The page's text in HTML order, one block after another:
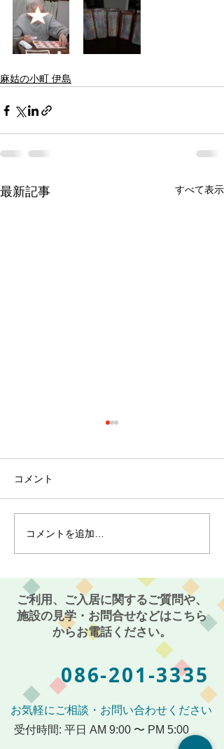
麻姑の小町 伊島
最新記事 すべて表示
最近のブーム〜小規模多
機能ホーム麻姑の小町伊
コメント
コメントを追加…
ご利用、ご入居に関するご質問や、
施設の見学・お問合せなどはこちら
からお電話ください。
086-201-3335
お気軽にご相談・お問い合わせください
受付時間: 平日 AM 9:00 〜 PM 5:00